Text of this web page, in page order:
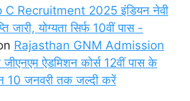
Recruitment 2025 इंडियन नेवी
जारी, योग्यता सिर्फ 10वीं पास -
Rajasthan GNM Admission
ऐडमिशन कोर्स 12वीं पास के
10 जनवरी तक जल्दी करें